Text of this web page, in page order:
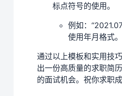
标点符号的使用。
例如：
使用年月格式。
通过以上模板和实用技
出一份高质量的求职简
的面试机会。祝你求职成